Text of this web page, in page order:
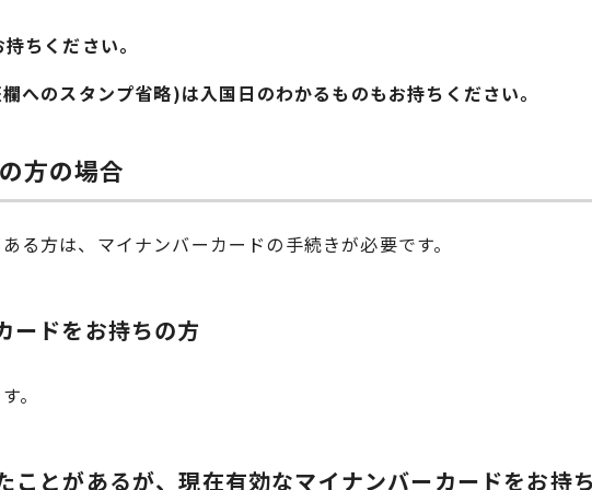
ちください。
のスタンプ省略)は入国日のわかるものもお持ちください。
方の場合
る方は、マイナンバーカードの手続きが必要です。
ードをお持ちの方
。
ことがあるが、現在有効なマイナンバーカードをお持